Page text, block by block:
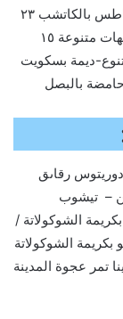
مطبوخ – يوجد لدينا تسال/ دوريتوس رقاىق البطاطس بالكاتشب ٢٣
جرام × ١٢ كيس -ديمة فرفشة اصابع بطاطس نكهات متنوعة ١٥
متنوع-ديمة بسكويت
بالبصل
متنوعة ١٥٥ جرام – دوريتوس رقاىق
١٤٥ جرام × كيسين – تيشوب
الشوكولاتة /
الشوكولاتة
تمر عجوة المدينة